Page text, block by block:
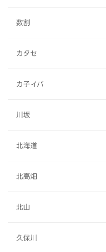
数割
カタセ
カ子イバ
川坂
北海道
北高畑
北山
久保川